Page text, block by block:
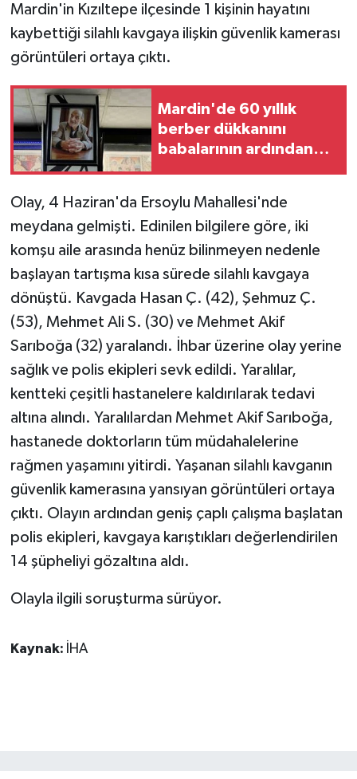
Mardin'in Kızıltepe ilçesinde 1 kişinin hayatını
kaybettiği silahlı kavgaya ilişkin güvenlik kamerası
görüntüleri ortaya çıktı.
Mardin'de 60 yıllık
berber dükkanını
babalarının ardından
Olay, 4 Haziran'da Ersoylu Mahallesi'nde
meydana gelmişti. Edinilen bilgilere göre, iki
komşu aile arasında henüz bilinmeyen nedenle
başlayan tartışma kısa sürede silahlı kavgaya
dönüştü. Kavgada Hasan Ç. (42), Şehmuz Ç.
(53), Mehmet Ali S. (30) ve Mehmet Akif
Sarıboğa (32) yaralandı. İhbar üzerine olay yerine
sağlık ve polis ekipleri sevk edildi. Yaralılar,
kentteki çeşitli hastanelere kaldırılarak tedavi
altına alındı. Yaralılardan Mehmet Akif Sarıboğa,
hastanede doktorların tüm müdahalelerine
rağmen yaşamını yitirdi. Yaşanan silahlı kavganın
güvenlik kamerasına yansıyan görüntüleri ortaya
çıktı. Olayın ardından geniş çaplı çalışma başlatan
polis ekipleri, kavgaya karıştıkları değerlendirilen
14 şüpheliyi gözaltına aldı.
Olayla ilgili soruşturma sürüyor.
Kaynak: İHA
Gayrimenkul
GENEL
GÜNDEM
Güvenlik
HABERDE İNSAN
İNSAN
İş Dünyası
Jandarma
Kadın
KÜLTÜR SANAT
MAGAZİN
Otomobil
Sağlık